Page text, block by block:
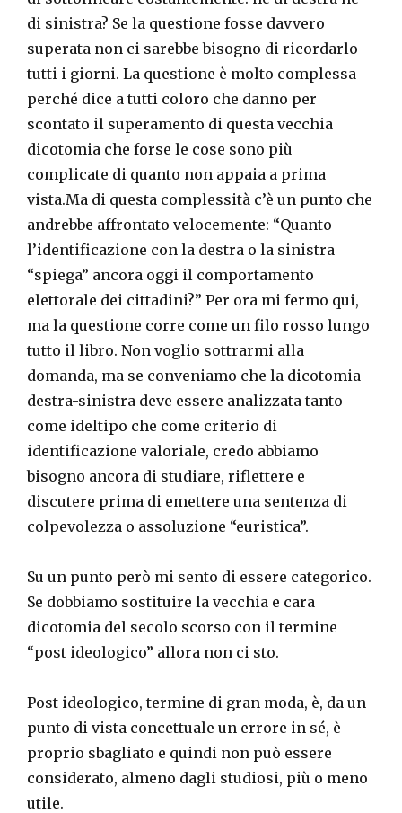
di sinistra? Se la questione fosse davvero
superata non ci sarebbe bisogno di ricordarlo
tutti i giorni. La questione è molto complessa
perché dice a tutti coloro che danno per
scontato il superamento di questa vecchia
dicotomia che forse le cose sono più
complicate di quanto non appaia a prima
vista.Ma di questa complessità c’è un punto che
andrebbe affrontato velocemente: “Quanto
l’identificazione con la destra o la sinistra
“spiega” ancora oggi il comportamento
elettorale dei cittadini?” Per ora mi fermo qui,
ma la questione corre come un filo rosso lungo
tutto il libro. Non voglio sottrarmi alla
domanda, ma se conveniamo che la dicotomia
destra-sinistra deve essere analizzata tanto
come ideltipo che come criterio di
identificazione valoriale, credo abbiamo
bisogno ancora di studiare, riflettere e
discutere prima di emettere una sentenza di
colpevolezza o assoluzione “euristica”.
Su un punto però mi sento di essere categorico.
Se dobbiamo sostituire la vecchia e cara
dicotomia del secolo scorso con il termine
“post ideologico” allora non ci sto.
Post ideologico, termine di gran moda, è, da un
punto di vista concettuale un errore in sé, è
proprio sbagliato e quindi non può essere
considerato, almeno dagli studiosi, più o meno
utile.